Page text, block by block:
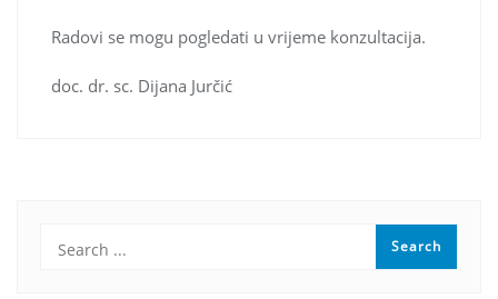
Radovi se mogu pogledati u vrijeme konzultacija.
doc. dr. sc. Dijana Jurčić